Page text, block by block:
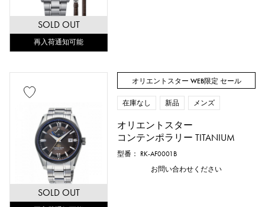
SOLD OUT
再入荷通知可能
SOLD OUT
オリエントスター WEB限定 セール
在庫なし 新品 メンズ
オリエントスター
コンテンポラリー TITANIUM
型番： RK-AF0001B
お問い合わせください